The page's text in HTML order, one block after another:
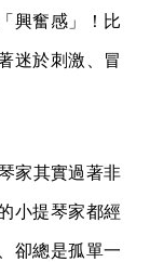
興奮感」！比
迷於刺激、冒
家其實過著非
小提琴家都經
卻總是孤單一